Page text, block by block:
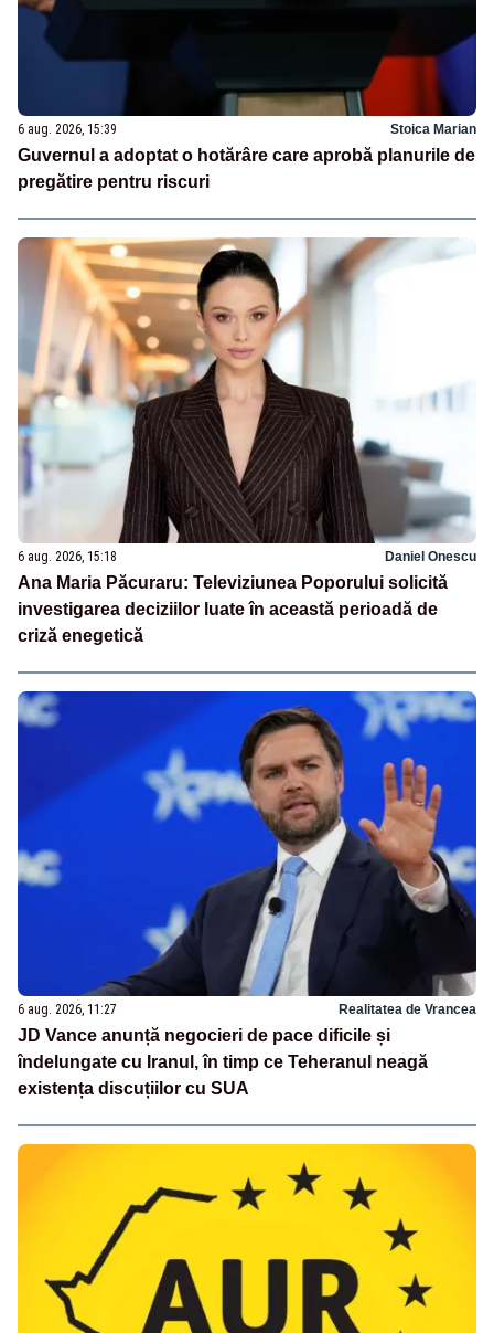
6 aug. 2026, 15:39 Stoica Marian
Guvernul a adoptat o hotărâre care aprobă planurile de
pregătire pentru riscuri
6 aug. 2026, 15:18 Daniel Onescu
Ana Maria Păcuraru: Televiziunea Poporului solicită
investigarea deciziilor luate în această perioadă de
criză enegetică
6 aug. 2026, 11:27 Realitatea de Vrancea
JD Vance anunță negocieri de pace dificile și
îndelungate cu Iranul, în timp ce Teheranul neagă
existența discuțiilor cu SUA